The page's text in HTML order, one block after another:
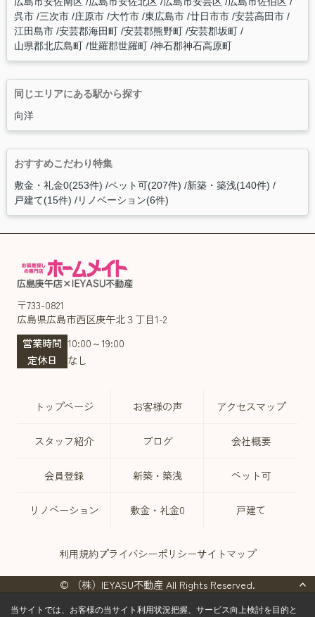
呉市 三次市 庄原市 大竹市 東広島市 廿日市市 安芸高田市
江田島市 安芸郡海田町 安芸郡熊野町 安芸郡坂町
山県郡北広島町 世羅郡世羅町 神石郡神石高原町
同じエリアにある駅から探す
向洋
おすすめこだわり特集
敷金・礼金0(253件) ペット可(207件) 新築・築浅(140件)
戸建て(15件) リノベーション(6件)
〒733-0821
広島県広島市西区庚午北３丁目1-2
営業時間 10:00～19:00
定休日
なし
トップページ お客様の声 アクセスマップ
スタッフ紹介 ブログ 会社概要
会員登録 新築・築浅 ペット可
リノベーション 敷金・礼金0 戸建て
利用規約プライバシーポリシーサイトマップ
© （株）IEYASU不動産 All Rights Reserved.
当サイトでは、お客様の当サイト利用状況把握、サービス向上検討を目的と